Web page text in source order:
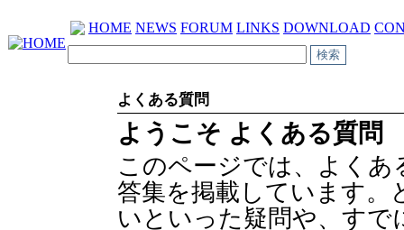
HOME NEWS FORUM LINKS DOWNLOAD
よくある質問
ようこそ よくある質問
このページでは、よく
答集を掲載しています
いといった疑問や、すで